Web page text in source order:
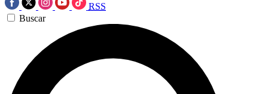
RSS
Buscar